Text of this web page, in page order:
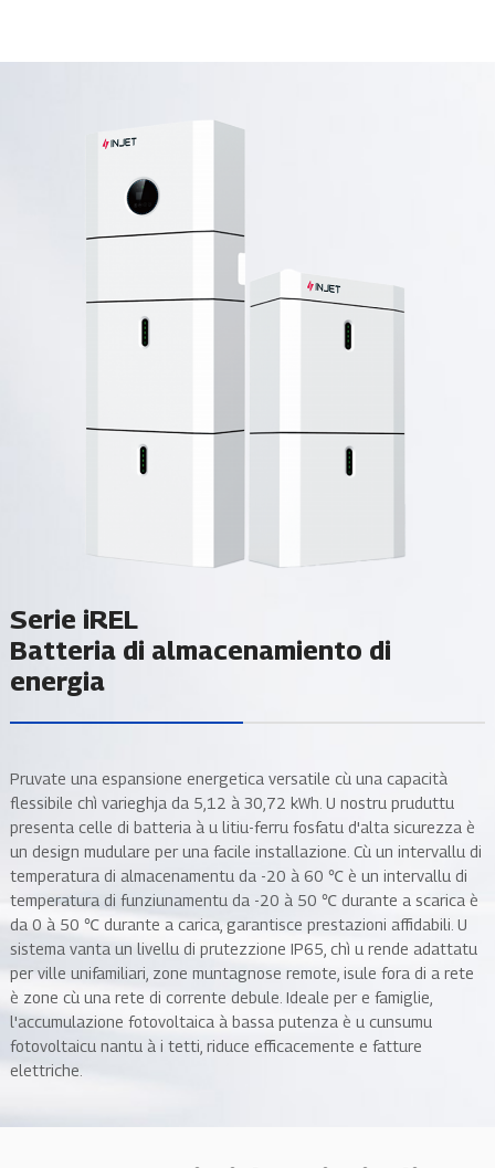
Serie iREL
Batteria di almacenamiento di
energia
Pruvate una espansione energetica versatile cù una capacità
flessibile chì varieghja da 5,12 à 30,72 kWh. U nostru pruduttu
presenta celle di batteria à u litiu-ferru fosfatu d'alta sicurezza è
un design mudulare per una facile installazione. Cù un intervallu di
temperatura di almacenamentu da -20 à 60 ℃ è un intervallu di
temperatura di funziunamentu da -20 à 50 ℃ durante a scarica è
da 0 à 50 ℃ durante a carica, garantisce prestazioni affidabili. U
sistema vanta un livellu di prutezzione IP65, chì u rende adattatu
per ville unifamiliari, zone muntagnose remote, isule fora di a rete
è zone cù una rete di corrente debule. Ideale per e famiglie,
l'accumulazione fotovoltaica à bassa putenza è u cunsumu
fotovoltaicu nantu à i tetti, riduce efficacemente e fatture
elettriche.